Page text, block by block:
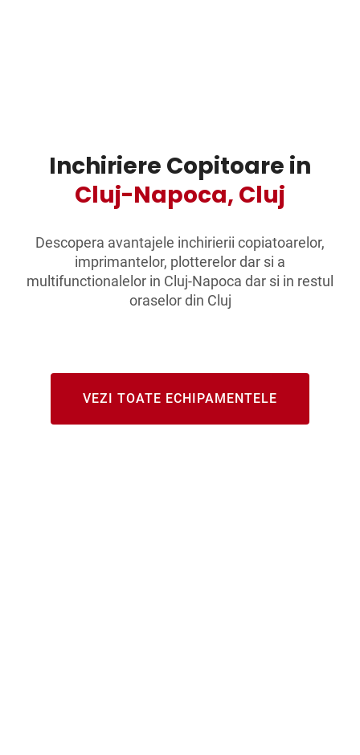
Inchiriere Copitoare in
Cluj-Napoca, Cluj
Descopera avantajele inchirierii copiatoarelor,
imprimantelor, plotterelor dar si a
multifunctionalelor in Cluj-Napoca dar si in restul
oraselor din Cluj
VEZI TOATE ECHIPAMENTELE